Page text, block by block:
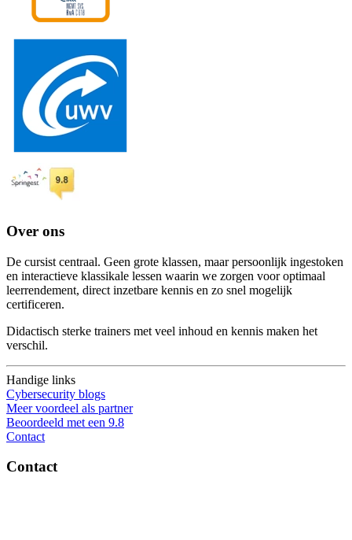
Over ons
De cursist centraal. Geen grote klassen, maar persoonlijk ingestoken
en interactieve klassikale lessen waarin we zorgen voor optimaal
leerrendement, direct inzetbare kennis en zo snel mogelijk
certificeren.
Didactisch sterke trainers met veel inhoud en kennis maken het
verschil.
Handige links
Cybersecurity blogs
Meer voordeel als partner
Beoordeeld met een 9.8
Contact
Contact